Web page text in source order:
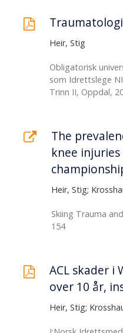
Heir, Stig
Obligatorisk
som Idrettslege
Trinn II, Oppdal,
The
knee
Heir, Stig;
Skiing Trauma
154
ACL skader i
over 10 år,
Heir, Stig;